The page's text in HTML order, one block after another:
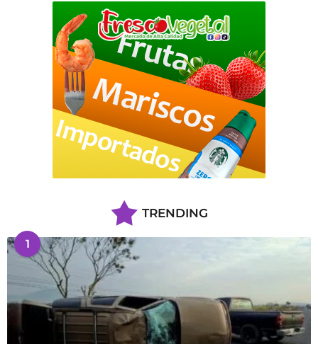
TRENDING
1